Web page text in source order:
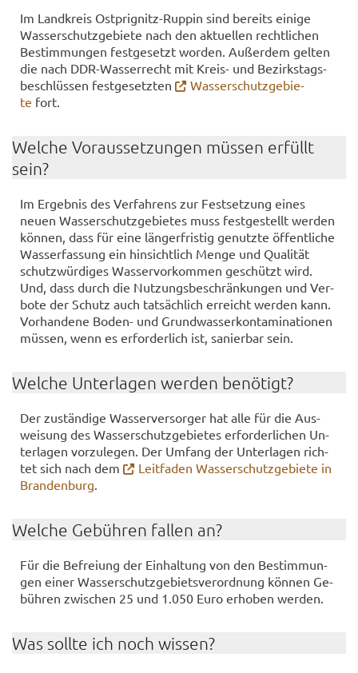
Im Land­kreis Ostprignitz-​Ruppin sind be­reits ei­ni­ge
Was­ser­schutz­ge­bie­te nach den ak­tu­el­len recht­li­chen
Be­stim­mun­gen fest­ge­setzt wor­den. Au­ßer­dem gel­ten
die nach DDR-​Wasserrecht mit Kreis-​ und Be­zirks­tags­
be­schlüs­sen fest­ge­setz­ten
Was­ser­schutz­ge­bie­
te fort.
Wel­che Vor­aus­set­zun­gen müs­sen er­füllt
sein?
Im Er­geb­nis des Ver­fah­rens zur Fest­set­zung eines
neuen Was­ser­schutz­ge­bie­tes muss fest­ge­stellt wer­den
kön­nen, dass für eine län­ger­fris­tig ge­nutz­te öf­fent­li­che
Was­ser­fas­sung ein hin­sicht­lich Menge und Qua­li­tät
schutz­wür­di­ges Was­ser­vor­kom­men ge­schützt wird.
Und, dass durch die Nut­zungs­be­schrän­kun­gen und Ver­
bo­te der Schutz auch tat­säch­lich er­reicht wer­den kann.
Vor­han­de­ne Boden-​ und Grund­was­ser­kon­ta­mi­na­tio­nen
müs­sen, wenn es er­for­der­lich ist, sa­nier­bar sein.
Wel­che Un­ter­la­gen wer­den be­nö­tigt?
Der zu­stän­di­ge Was­ser­ver­sor­ger hat alle für die Aus­
wei­sung des Was­ser­schutz­ge­bie­tes er­for­der­li­chen Un­
ter­la­gen vor­zu­le­gen. Der Um­fang der Un­ter­la­gen rich­
tet sich nach dem
Leit­fa­den Was­ser­schutz­ge­bie­te in
Bran­den­burg.
Wel­che Ge­büh­ren fal­len an?
Für die Be­frei­ung der Ein­hal­tung von den Be­stim­mun­
gen einer Was­ser­schutz­ge­biets­ver­ord­nung kön­nen Ge­
büh­ren zwi­schen 25 und 1.050 Euro er­ho­ben wer­den.
Was soll­te ich noch wis­sen?